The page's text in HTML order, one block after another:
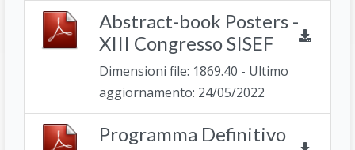
Abstract-book Posters -
XIII Congresso SISEF
Dimensioni file: 1869.40 - Ultimo
aggiornamento: 24/05/2022
Programma Definitivo